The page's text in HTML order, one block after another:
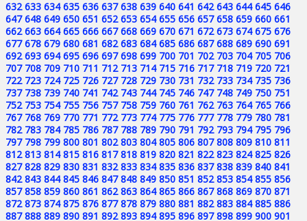
632 633 634 635 636 637 638 639 640 641 642 643 644 645 646
647 648 649 650 651 652 653 654 655 656 657 658 659 660 661
662 663 664 665 666 667 668 669 670 671 672 673 674 675 676
677 678 679 680 681 682 683 684 685 686 687 688 689 690 691
692 693 694 695 696 697 698 699 700 701 702 703 704 705 706
707 708 709 710 711 712 713 714 715 716 717 718 719 720 721
722 723 724 725 726 727 728 729 730 731 732 733 734 735 736
737 738 739 740 741 742 743 744 745 746 747 748 749 750 751
752 753 754 755 756 757 758 759 760 761 762 763 764 765 766
767 768 769 770 771 772 773 774 775 776 777 778 779 780 781
782 783 784 785 786 787 788 789 790 791 792 793 794 795 796
797 798 799 800 801 802 803 804 805 806 807 808 809 810 811
812 813 814 815 816 817 818 819 820 821 822 823 824 825 826
827 828 829 830 831 832 833 834 835 836 837 838 839 840 841
842 843 844 845 846 847 848 849 850 851 852 853 854 855 856
857 858 859 860 861 862 863 864 865 866 867 868 869 870 871
872 873 874 875 876 877 878 879 880 881 882 883 884 885 886
887 888 889 890 891 892 893 894 895 896 897 898 899 900 901